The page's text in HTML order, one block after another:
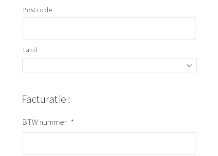
Postcode
Land
Facturatie :
BTW nummer *